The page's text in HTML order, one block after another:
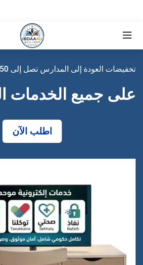
العودة إلى المدارس تصل إلى 50%
جميع الخدمات
اطلب الآن